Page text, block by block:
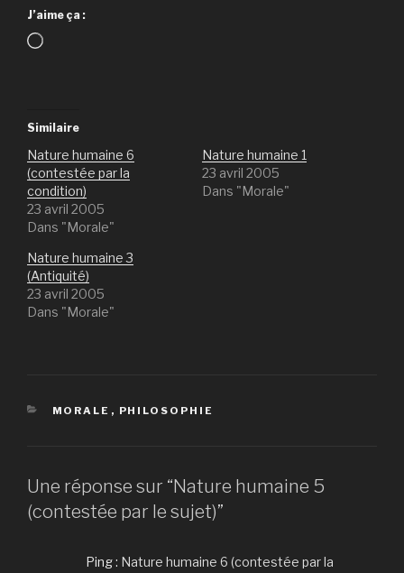
J’aime ça :
Chargement…
Similaire
Nature humaine 6
(contestée par la
condition)
23 avril 2005
Dans "Morale"
Nature humaine 1
23 avril 2005
Dans "Morale"
Nature humaine 3
(Antiquité)
23 avril 2005
Dans "Morale"
CATÉGORIES
MORALE , PHILOSOPHIE
Une réponse sur “Nature humaine 5
(contestée par le sujet)”
Ping : Nature humaine 6 (contestée par la